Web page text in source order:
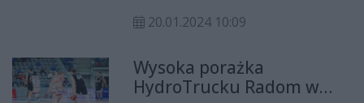
20.01.2024 10:09
Wysoka porażka
HydroTrucku Radom w